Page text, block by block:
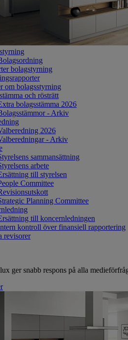
bolagstyrning
om bolagsstyrning
och rösträtt
bolagsstämma 2026
- Arkiv
2026
- Arkiv
sammansättning
arbete
till styrelsen
Committee
Planning Committee
till koncernledningen
kontroll över finansiell rapportering
revisorer
ger snabb respons på alla